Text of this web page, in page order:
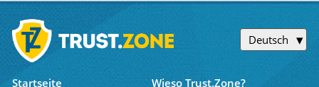
Deutsch
Startseite
Wieso Trust.Zone?